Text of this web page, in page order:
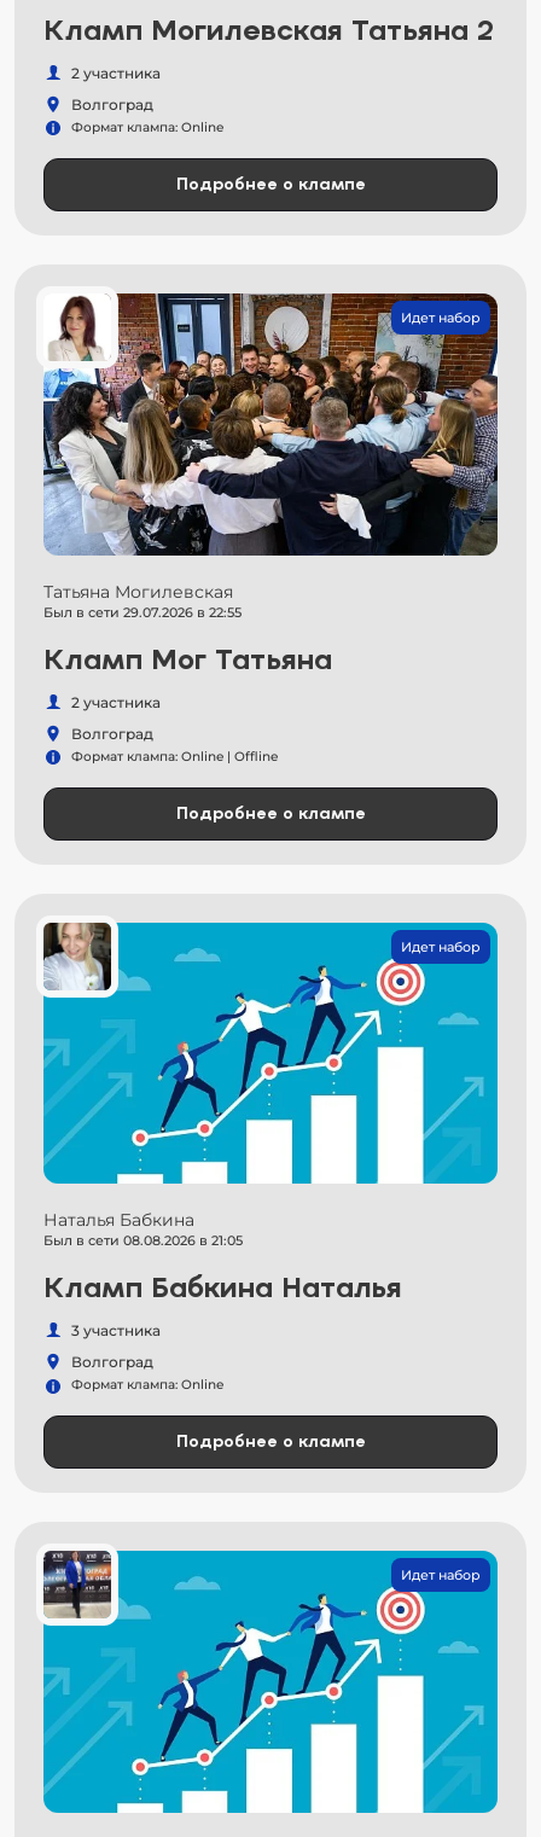
Кламп Могилевская Татьяна 2
2 участника
Волгоград
Формат клампа: Online
Подробнее о клампе
Идет набор
Татьяна Могилевская
Был в сети 29.07.2026 в 22:55
Кламп Мог Татьяна
2 участника
Волгоград
Формат клампа: Online | Offline
Подробнее о клампе
Идет набор
Наталья Бабкина
Был в сети 08.08.2026 в 21:05
Кламп Бабкина Наталья
3 участника
Волгоград
Формат клампа: Online
Подробнее о клампе
Идет набор